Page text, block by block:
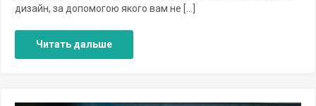
дизайн, за допомогою якого вам не […]
Читать дальше